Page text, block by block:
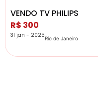
VENDO TV PHILIPS
R$ 300
31 jan - 2025Rio de Janeiro